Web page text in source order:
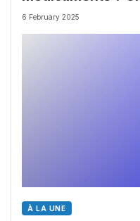
chez les Big
6 February 2025
À LA UNE